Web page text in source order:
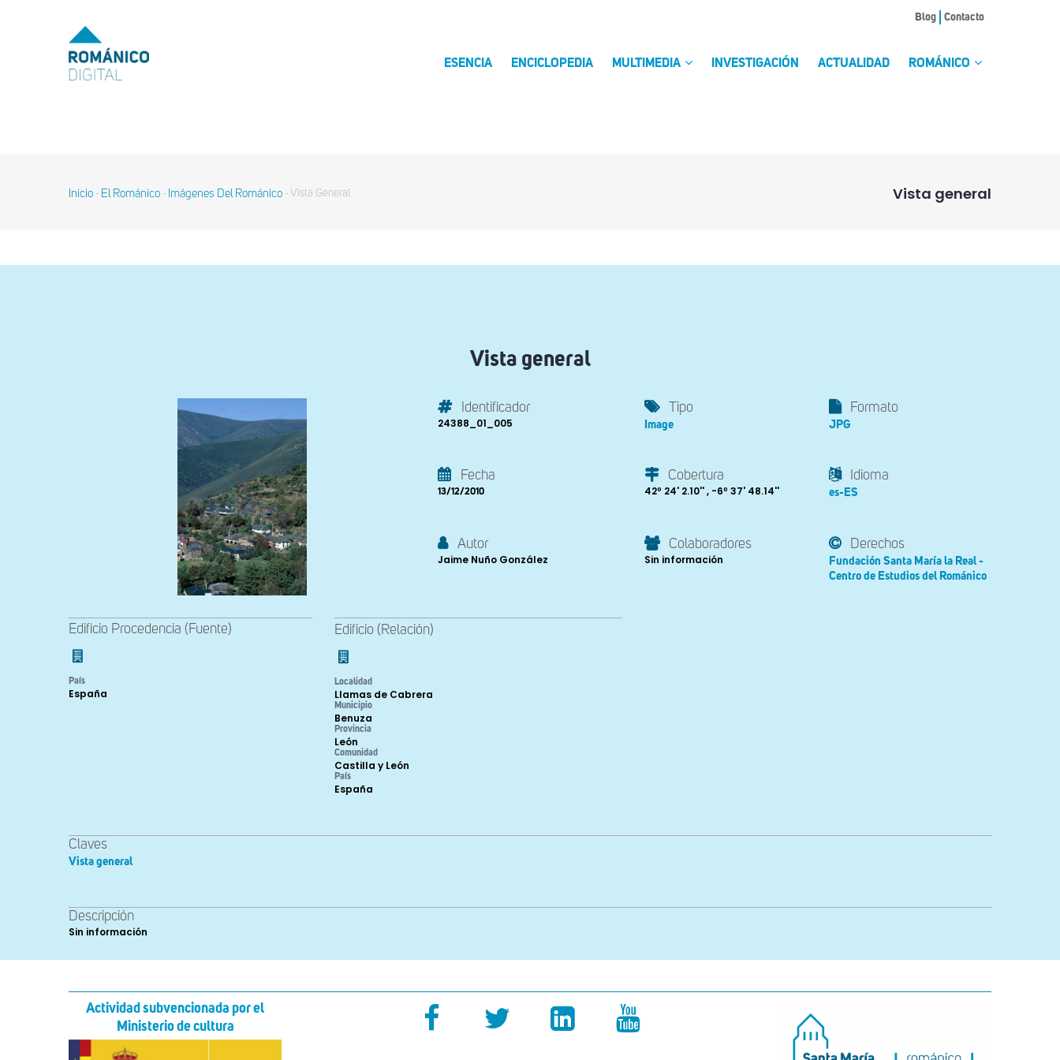
MENU
TOP
Blog Contacto
ESENCIA ENCICLOPEDIA MULTIMEDIA INVESTIGACIÓN ACTUALIDAD ROMÁNICO
Vista general
Sobrescribir
Inicio - El Románico - Imágenes Del Románico - Vista General
Vista general
Identificador
24388_01_005
Tipo
Image
Formato
JPG
Fecha
13/12/2010
Cobertura
42º 24' 2.10'' , -6º 37' 48.14''
Idioma
es-ES
Autor
Jaime Nuño González
Colaboradores
Sin información
Derechos
Fundación Santa María la Real -
Centro de Estudios del Románico
Edificio Procedencia (Fuente)
País
España
Edificio (Relación)
Localidad
Llamas de Cabrera
Municipio
Benuza
Provincia
León
Comunidad
Castilla y León
País
España
Claves
Vista general
Descripción
Sin información
Actividad subvencionada por el
Ministerio de cultura